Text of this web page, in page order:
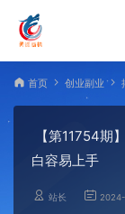
首页 创业副业
【第11754期
白容易上手
站长